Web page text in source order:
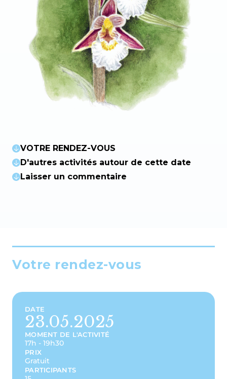
VOTRE RENDEZ-VOUS
D'autres activités autour de cette date
Laisser un commentaire
Votre rendez-vous
DATE
23.05.2025
MOMENT DE L'ACTIVITÉ
17h - 19h30
PRIX
Gratuit
PARTICIPANTS